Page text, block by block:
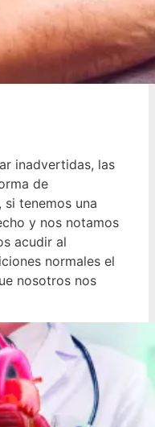
inadvertidas, las
de
tenemos una
y nos notamos
acudir al
normales el
nosotros nos